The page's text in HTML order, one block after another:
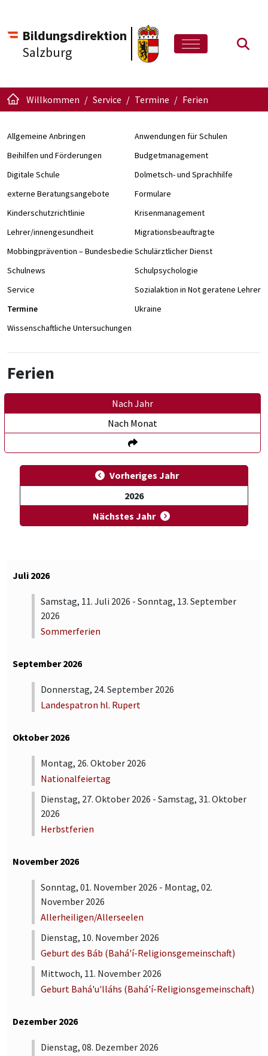
Bildungsdirektion
Salzburg
Willkommen Service Termine Ferien
Allgemeine Anbringen
Anwendungen für Schulen
Beihilfen und Förderungen
Budgetmanagement
Digitale Schule
Dolmetsch- und Sprachhilfe
externe Beratungsangebote
Formulare
Kinderschutzrichtlinie
Krisenmanagement
Lehrer/innengesundheit
Migrationsbeauftragte
Mobbingprävention – Bundesbedienstete an Schulen
Schulärztlicher Dienst
Schulnews
Schulpsychologie
Service
Sozialaktion in Not geratene Lehrer/
Termine
Ukraine
Wissenschaftliche Untersuchungen
Ferien
Nach Jahr
Nach Monat
Vorheriges Jahr
2026
Nächstes Jahr
Juli 2026
Samstag, 11. Juli 2026 - Sonntag, 13. September
2026
Sommerferien
September 2026
Donnerstag, 24. September 2026
Landespatron hl. Rupert
Oktober 2026
Montag, 26. Oktober 2026
Nationalfeiertag
Dienstag, 27. Oktober 2026 - Samstag, 31. Oktober
2026
Herbstferien
November 2026
Sonntag, 01. November 2026 - Montag, 02.
November 2026
Allerheiligen/Allerseelen
Dienstag, 10. November 2026
Geburt des Báb (Bahá'í-Religionsgemeinschaft)
Mittwoch, 11. November 2026
Geburt Bahá'u'lláhs (Bahá'í-Religionsgemeinschaft)
Dezember 2026
Dienstag, 08. Dezember 2026